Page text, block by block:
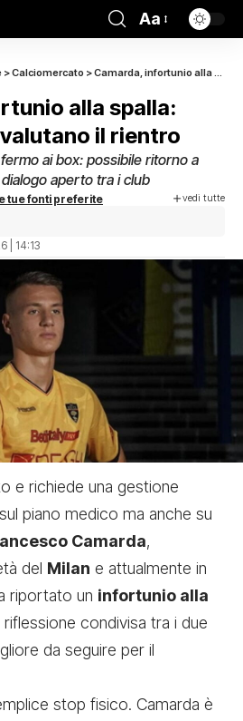
Aa
>Calciomercato >Camarda, infortunio alla spalla: Milan e Lecce valutano il rientro
alla spalla:
il rientro
ai box: possibile ritorno a
aperto tra i club
tue fonti preferite vedi tutte
| 14:13
e richiede una gestione
piano medico ma anche su
Camarda,
del Milan e attualmente in
riportato un infortunio alla
condivisa tra i due
da seguire per il
stop fisico. Camarda è